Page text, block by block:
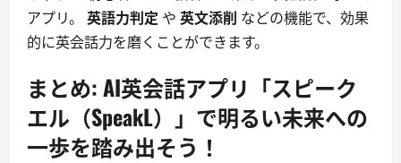
アプリ。 英語力判定 や 英文添削 などの機能で、効果
的に英会話力を磨くことができます。
まとめ:AI英会話アプリ「スピーク
エル（SpeakL）」で明るい未来への
一歩を踏み出そう！